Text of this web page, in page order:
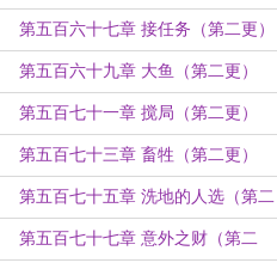
第五百六十七章 接任务（第二更）
第五百六十九章 大鱼（第二更）
第五百七十一章 搅局（第二更）
第五百七十三章 畜牲（第二更）
第五百七十五章 洗地的人选（第二
更）
第五百七十七章 意外之财（第二